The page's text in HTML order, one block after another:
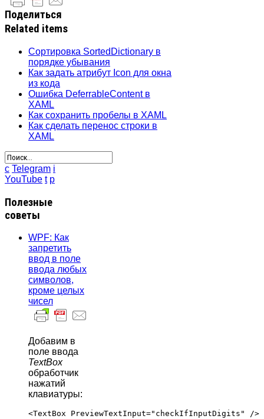
Поделиться
Related items
Сортировка SortedDictionary в
порядке убывания
Как задать атрибут Icon для окна
из кода
Ошибка DeferrableContent в
XAML
Как сохранить пробелы в XAML
Как сделать перенос строки в
XAML
c Telegram i
YouTube t p
Полезные
советы
WPF: Как
запретить
ввод в поле
ввода любых
символов,
кроме целых
чисел
Добавим в
поле ввода
TextBox
обработчик
нажатий
клавиатуры: